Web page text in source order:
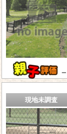
－
現地未調査